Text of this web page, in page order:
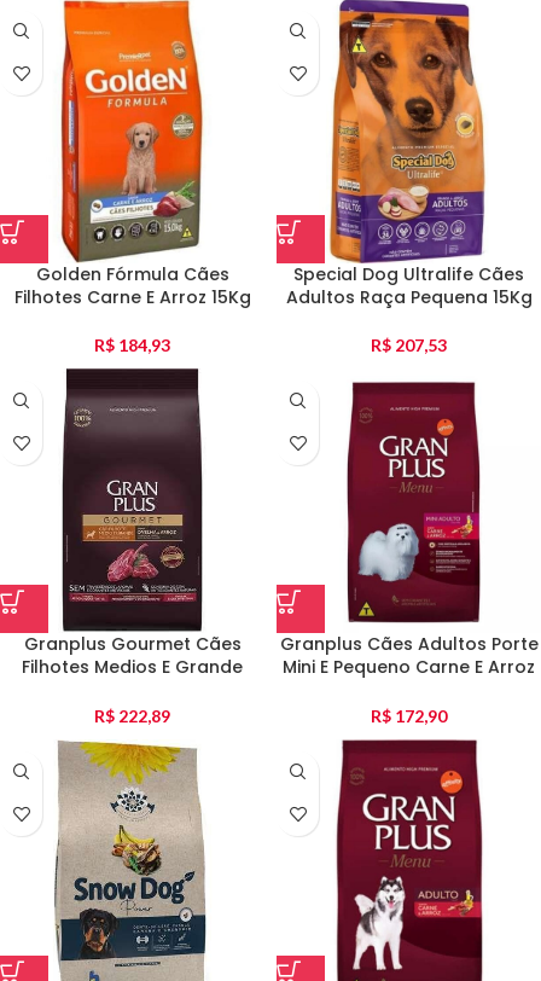
Golden Fórmula Cães
Filhotes Carne E Arroz 15Kg
R$ 184,93
Special Dog Ultralife Cães
Adultos Raça Pequena 15Kg
R$ 207,53
Granplus Gourmet Cães
Filhotes Medios E Grande
R$ 222,89
Granplus Cães Adultos Porte
Mini E Pequeno Carne E Arroz
R$ 172,90